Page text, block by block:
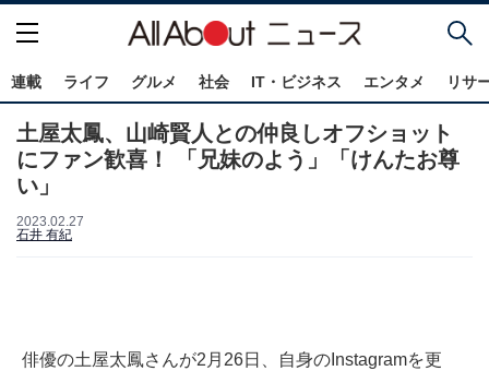
連載 ライフ グルメ 社会 IT・ビジネス エンタメ リサ
土屋太鳳、山崎賢人との仲良しオフショット
にファン歓喜！ 「兄妹のよう」「けんたお尊
い」
2023.02.27
石井 有紀
俳優の土屋太鳳さんが2月26日、自身のInstagramを更